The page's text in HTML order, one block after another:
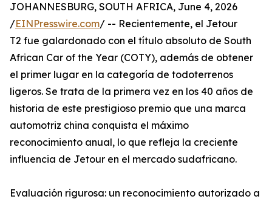
JOHANNESBURG, SOUTH AFRICA, June 4, 2026
/EINPresswire.com/ -- Recientemente, el Jetour
T2 fue galardonado con el título absoluto de South
African Car of the Year (COTY), además de obtener
el primer lugar en la categoría de todoterrenos
ligeros. Se trata de la primera vez en los 40 años de
historia de este prestigioso premio que una marca
automotriz china conquista el máximo
reconocimiento anual, lo que refleja la creciente
influencia de Jetour en el mercado sudafricano.
Evaluación rigurosa: un reconocimiento autorizado a